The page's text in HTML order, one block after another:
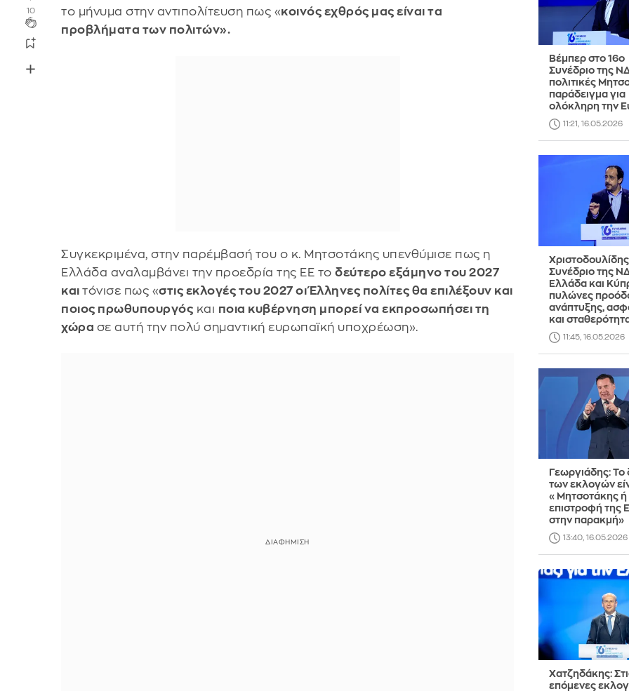
10
το μήνυμα στην αντιπολίτευση πως «κοινός εχθρός μας είναι τα
προβλήματα των πολιτών».
Συγκεκριμένα, στην παρέμβασή του ο κ. Μητσοτάκης υπενθύμισε πως η
Ελλάδα αναλαμβάνει την προεδρία της ΕΕ τοδεύτερο εξάμηνο του 2027
καιτόνισε πως «στις εκλογές του 2027 οι Έλληνες πολίτες θα επιλέξουν και
ποιος πρωθυπουργός και ποια κυβέρνηση μπορεί να εκπροσωπήσει τη
χώρα σε αυτή την πολύ σημαντική ευρωπαϊκή υποχρέωση».
Βέμπερ στο 16ο
Συνέδριο της
πολιτικές
παράδειγμα για
ολόκληρη την
11:21, 16.05.2026
Συνέδριο της
Ελλάδα και
πυλώνες
ανάπτυξης,
και
11:45, 16.05.2026
Γεωργιάδης: Το
των εκλογών
«Μητσοτάκης ή
επιστροφή της
στην παρακμή»
13:40, 16.05.2026
Χατζηδάκης:
επόμενες